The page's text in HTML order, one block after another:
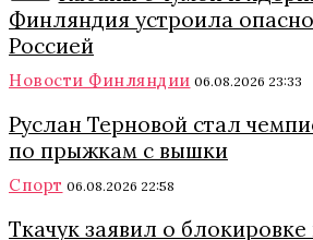
Финляндия устроила
Россией
Новости Финляндии 06.08.2026 23:33
Руслан Терновой стал
по прыжкам с вышки
Спорт 06.08.2026 22:58
Ткачук заявил о